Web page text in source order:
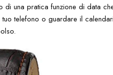
di una pratica funzione di data
telefono o guardare il